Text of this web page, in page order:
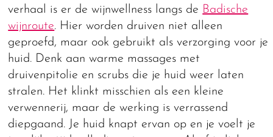
verhaal is er de wijnwellness langs de Badische
wijnroute. Hier worden druiven niet alleen
geproefd, maar ook gebruikt als verzorging voor je
huid. Denk aan warme massages met
druivenpitolie en scrubs die je huid weer laten
stralen. Het klinkt misschien als een kleine
verwennerij, maar de werking is verrassend
diepgaand. Je huid knapt ervan op en je voelt je